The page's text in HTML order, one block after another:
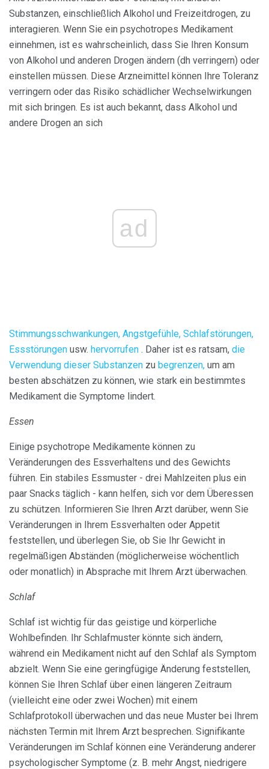
Substanzen, einschließlich Alkohol und Freizeitdrogen, zu
interagieren. Wenn Sie ein psychotropes Medikament
einnehmen, ist es wahrscheinlich, dass Sie Ihren Konsum
von Alkohol und anderen Drogen ändern (dh verringern) oder
einstellen müssen. Diese Arzneimittel können Ihre Toleranz
verringern oder das Risiko schädlicher Wechselwirkungen
mit sich bringen. Es ist auch bekannt, dass Alkohol und
andere Drogen an sich
ad
Stimmungsschwankungen, Angstgefühle, Schlafstörungen,
Essstörungen usw. hervorrufen . Daher ist es ratsam, die
Verwendung dieser Substanzen zu begrenzen, um am
besten abschätzen zu können, wie stark ein bestimmtes
Medikament die Symptome lindert.
Essen
Einige psychotrope Medikamente können zu
Veränderungen des Essverhaltens und des Gewichts
führen. Ein stabiles Essmuster - drei Mahlzeiten plus ein
paar Snacks täglich - kann helfen, sich vor dem Überessen
zu schützen. Informieren Sie Ihren Arzt darüber, wenn Sie
Veränderungen in Ihrem Essverhalten oder Appetit
feststellen, und überlegen Sie, ob Sie Ihr Gewicht in
regelmäßigen Abständen (möglicherweise wöchentlich
oder monatlich) in Absprache mit Ihrem Arzt überwachen.
Schlaf
Schlaf ist wichtig für das geistige und körperliche
Wohlbefinden. Ihr Schlafmuster könnte sich ändern,
während ein Medikament nicht auf den Schlaf als Symptom
abzielt. Wenn Sie eine geringfügige Änderung feststellen,
können Sie Ihren Schlaf über einen längeren Zeitraum
(vielleicht eine oder zwei Wochen) mit einem
Schlafprotokoll überwachen und das neue Muster bei Ihrem
nächsten Termin mit Ihrem Arzt besprechen. Signifikante
Veränderungen im Schlaf können eine Veränderung anderer
psychologischer Symptome (z. B. mehr Angst, niedrigere